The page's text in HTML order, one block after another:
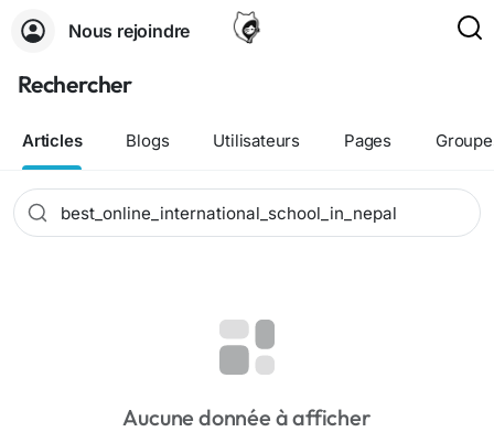
Nous rejoindre
Rechercher
Articles Blogs Utilisateurs Pages
Aucune donnée à afficher